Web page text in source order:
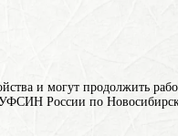
и могут продолжить
России по